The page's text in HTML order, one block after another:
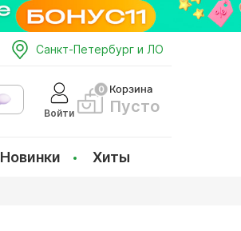
Санкт-Петербург и ЛО
Войти
Корзина
Пусто
Новинки Хиты